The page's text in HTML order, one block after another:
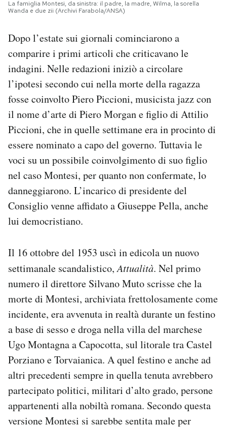
La famiglia Montesi, da sinistra: il padre, la madre, Wilma, la sorella
Wanda e due zii (Archivi Farabola/ANSA)
Dopo l’estate sui giornali cominciarono a
comparire i primi articoli che criticavano le
indagini. Nelle redazioni iniziò a circolare
l’ipotesi secondo cui nella morte della ragazza
fosse coinvolto Piero Piccioni, musicista jazz con
il nome d’arte di Piero Morgan e figlio di Attilio
Piccioni, che in quelle settimane era in procinto di
essere nominato a capo del governo. Tuttavia le
voci su un possibile coinvolgimento di suo figlio
nel caso Montesi, per quanto non confermate, lo
danneggiarono. L’incarico di presidente del
Consiglio venne affidato a Giuseppe Pella, anche
lui democristiano.
Il 16 ottobre del 1953 uscì in edicola un nuovo
settimanale scandalistico,Attualità. Nel primo
numero il direttore Silvano Muto scrisse che la
morte di Montesi, archiviata frettolosamente come
incidente, era avvenuta in realtà durante un festino
a base di sesso e droga nella villa del marchese
Ugo Montagna a Capocotta, sul litorale tra Castel
Porziano e Torvaianica. A quel festino e anche ad
altri precedenti sempre in quella tenuta avrebbero
partecipato politici, militari d’alto grado, persone
appartenenti alla nobiltà romana. Secondo questa
versione Montesi si sarebbe sentita male per